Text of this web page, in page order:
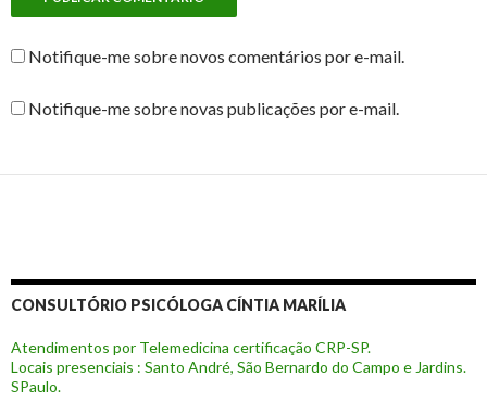
Notifique-me sobre novos comentários por e-mail.
Notifique-me sobre novas publicações por e-mail.
CONSULTÓRIO PSICÓLOGA CÍNTIA MARÍLIA
Atendimentos por Telemedicina certificação CRP-SP.
Locais presenciais : Santo André, São Bernardo do Campo e Jardins.
SPaulo.